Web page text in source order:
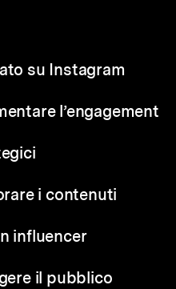
su Instagram
l’engagement
i contenuti
influencer
il pubblico